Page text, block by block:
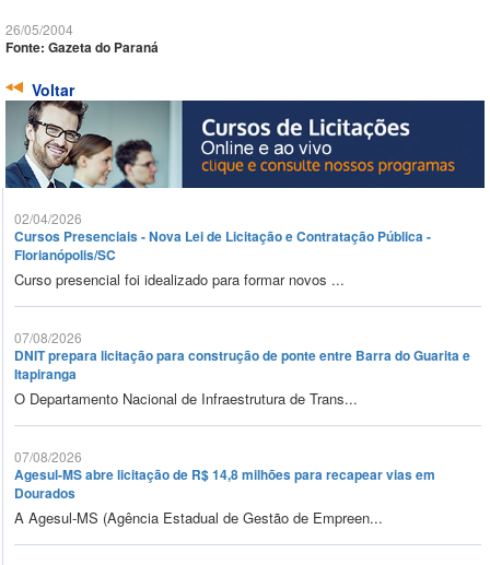
26/05/2004
Fonte: Gazeta do Paraná
Voltar
02/04/2026
Cursos Presenciais - Nova Lei de Licitação e Contratação Pública -
Florianópolis/SC
Curso presencial foi idealizado para formar novos ...
07/08/2026
DNIT prepara licitação para construção de ponte entre Barra do Guarita e
Itapiranga
O Departamento Nacional de Infraestrutura de Trans...
07/08/2026
Agesul-MS abre licitação de R$ 14,8 milhões para recapear vias em
Dourados
A Agesul-MS (Agência Estadual de Gestão de Empreen...